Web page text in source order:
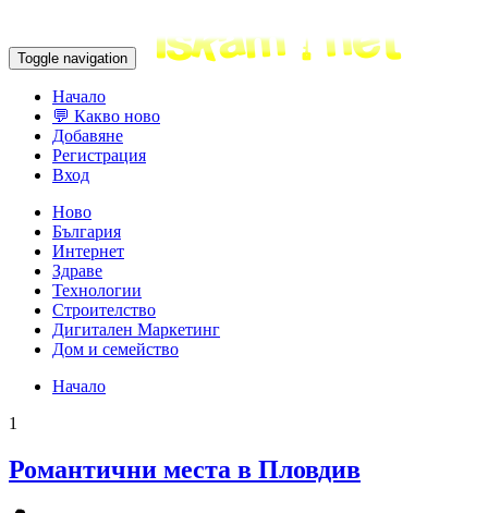
Toggle navigation
Начало
💬 Какво ново
Добавяне
Регистрация
Вход
Ново
България
Интернет
Здраве
Технологии
Строителство
Дигитален Маркетинг
Дом и семейство
Начало
1
Романтични места в Пловдив